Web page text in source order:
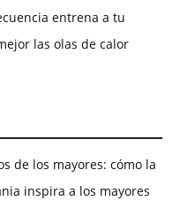
entrena a tu
las olas de calor
de los mayores: cómo la
inspira a los mayores